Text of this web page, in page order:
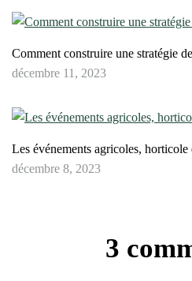
Comment construire une stratégie
décembre 11, 2023
Les événements agricoles,
décembre 8, 2023
3